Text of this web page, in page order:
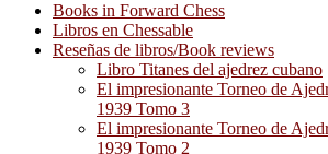
Books in Forward Chess
Libros en Chessable
Reseñas de libros/Book reviews
Libro Titanes del ajedrez cubano
El impresionante Torneo de
1939 Tomo 3
El impresionante Torneo de
1939 Tomo 2